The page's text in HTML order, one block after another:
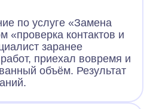
по услуге «Замена
«проверка контактов и
заранее
приехал вовремя и
объём. Результат